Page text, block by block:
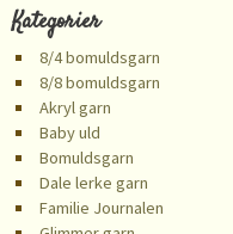
Kategorier
8/4 bomuldsgarn
8/8 bomuldsgarn
Akryl garn
Baby uld
Bomuldsgarn
Dale lerke garn
Familie Journalen